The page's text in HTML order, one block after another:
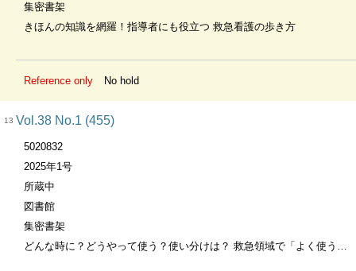
集密書架
きほんの知識を網羅！指導者にも役立つ 救急看護の歩き方
Reference only No hold
13 Vol.38 No.1 (455)
5020832
2025年1号
所蔵中
図書館
集密書架
どんな時に？どうやって使う？使い分けは？ 救急領域で「よく使う薬剤」「よく出逢う薬剤」をスッキリ整理